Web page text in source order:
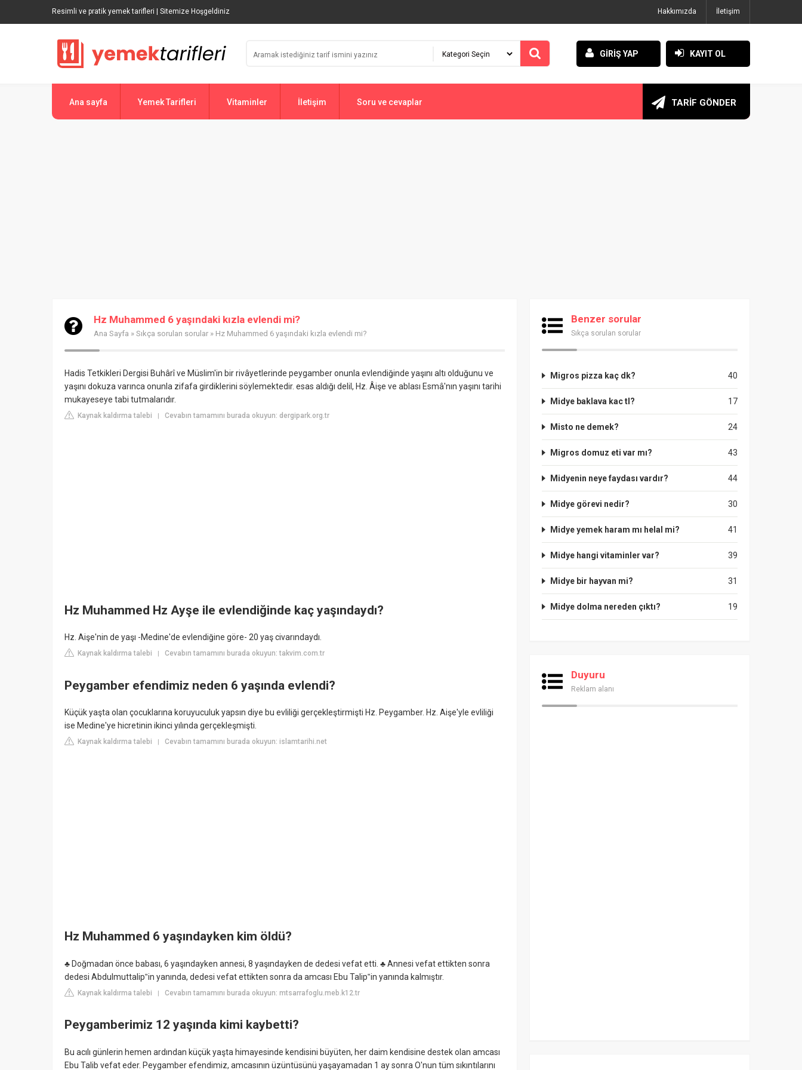
Resimli ve pratik yemek tarifleri | Sitemize Hoşgeldiniz Hakkımızda İletişim
GİRİŞ YAP KAYIT OL
Ana sayfa Yemek Tarifleri Vitaminler İletişim Soru ve cevaplar TARİF GÖNDER
Hz Muhammed 6 yaşındaki kızla evlendi mi?
Ana Sayfa » Sıkça sorulan sorular » Hz Muhammed 6 yaşındaki kızla evlendi mi?
Hadis Tetkikleri Dergisi Buhârî ve Müslim'in bir rivâyetlerinde peygamber onunla evlendiğinde yaşını altı olduğunu ve
yaşını dokuza varınca onunla zifafa girdiklerini söylemektedir. esas aldığı delil, Hz. Âişe ve ablası Esmâ'nın yaşını tarihi
mukayeseye tabi tutmalarıdır.
Kaynak kaldırma talebi | Cevabın tamamını burada okuyun: dergipark.org.tr
Hz Muhammed Hz Ayşe ile evlendiğinde kaç yaşındaydı?
Hz. Aişe'nin de yaşı -Medine'de evlendiğine göre- 20 yaş civarındaydı.
Kaynak kaldırma talebi Cevabın tamamını burada okuyun: takvim.com.tr
Peygamber efendimiz neden 6 yaşında evlendi?
Küçük yaşta olan çocuklarına koruyuculuk yapsın diye bu evliliği gerçekleştirmişti Hz. Peygamber. Hz. Aişe'yle evliliği
ise Medine'ye hicretinin ikinci yılında gerçekleşmişti.
Kaynak kaldırma talebi Cevabın tamamını burada okuyun: islamtarihi.net
Hz Muhammed 6 yaşındayken kim öldü?
♣ Doğmadan önce babası, 6 yaşındayken annesi, 8 yaşındayken de dedesi vefat etti. ♣ Annesi vefat ettikten sonra
dedesi Abdulmuttalip‟in yanında, dedesi vefat ettikten sonra da amcası Ebu Talip‟in yanında kalmıştır.
Kaynak kaldırma talebi | Cevabın tamamını burada okuyun: mtsarrafoglu.meb.k12.tr
Peygamberimiz 12 yaşında kimi kaybetti?
Bu acılı günlerin hemen ardından küçük yaşta himayesinde kendisini büyüten, her daim kendisine destek olan amcası
Ebu Talib vefat eder. Peygamber efendimiz, amcasının üzüntüsünü yaşayamadan 1 ay sonra O'nun tüm sıkıntılarını
Benzer sorular
Sıkça sorulan sorular
40
Migros pizza kaç dk?
17
Midye baklava kac tl?
24
Misto ne demek?
43
Migros domuz eti var mı?
44
Midyenin neye faydası vardır?
30
Midye görevi nedir?
41
Midye yemek haram mı helal mi?
39
Midye hangi vitaminler var?
31
Midye bir hayvan mi?
19
Midye dolma nereden çıktı?
Duyuru
Reklam alanı